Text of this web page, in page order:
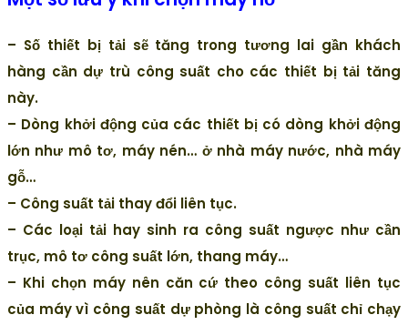
– Số thiết bị tải sẽ tăng trong tương lai gần khách
hàng cần dự trù công suất cho các thiết bị tải tăng
này.
– Dòng khởi động của các thiết bị có dòng khởi động
lớn như mô tơ, máy nén… ở nhà máy nước, nhà máy
gỗ…
– Công suất tải thay đổi liên tục.
– Các loại tải hay sinh ra công suất ngược như cần
trục, mô tơ công suất lớn, thang máy…
– Khi chọn máy nên căn cứ theo công suất liên tục
của máy vì công suất dự phòng là công suất chỉ chạy